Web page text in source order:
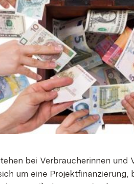
bei Verbraucherinnen und
um eine